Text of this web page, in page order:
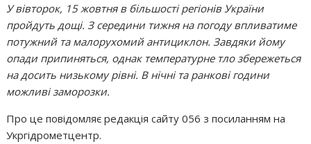
У вівторок, 15 жовтня в більшості регіонів України
пройдуть дощі. З середини тижня на погоду впливатиме
потужний та малорухомий антициклон. Завдяки йому
опади припиняться, однак температурне тло збережеться
на досить низькому рівні. В нічні та ранкові години
можливі заморозки.
Про це повідомляє редакція сайту 056 з посиланням на
Укргідрометцентр.